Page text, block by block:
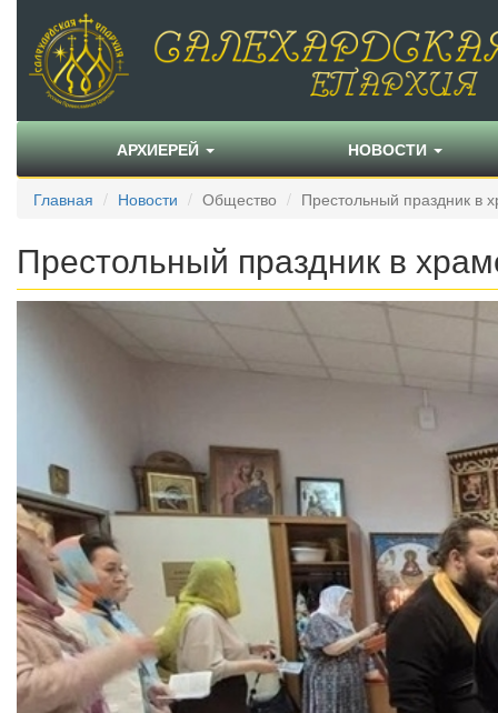
АРХИЕРЕЙ НОВОСТИ
Главная Новости Общество Престольный праздник в
Престольный праздник в